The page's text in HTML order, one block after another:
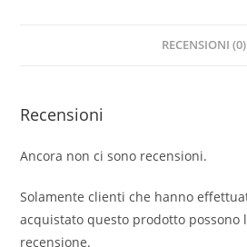
RECENSIONI (0)
Recensioni
Ancora non ci sono recensioni.
Solamente clienti che hanno
acquistato questo prodotto possono
recensione.